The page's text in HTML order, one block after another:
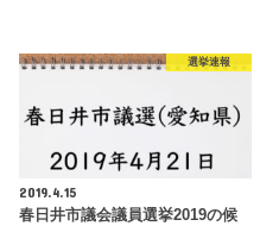
選挙速報
2019.4.15
春日井市議会議員選挙2019の候